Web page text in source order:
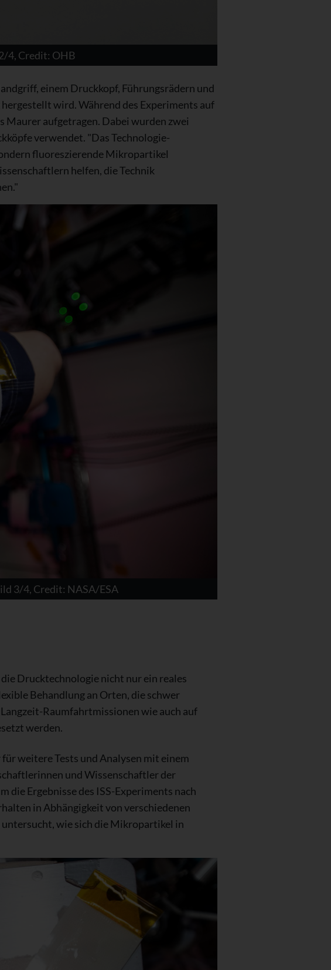
4, Credit: OHB
einem Druckkopf, Führungsrädern und
wird. Während des Experiments auf
Maurer aufgetragen. Dabei wurden zwei
verwendet. "Das Technologie-
fluoreszierende Mikropartikel
helfen, die Technik
3/4, Credit: NASA/ESA
Drucktechnologie nicht nur ein reales
Behandlung an Orten, die schwer
Raumfahrtmissionen wie auch auf
werden.
weitere Tests und Analysen mit einem
und Wissenschaftler der
die Ergebnisse des ISS-Experiments nach
in Abhängigkeit von verschiedenen
wie sich die Mikropartikel in